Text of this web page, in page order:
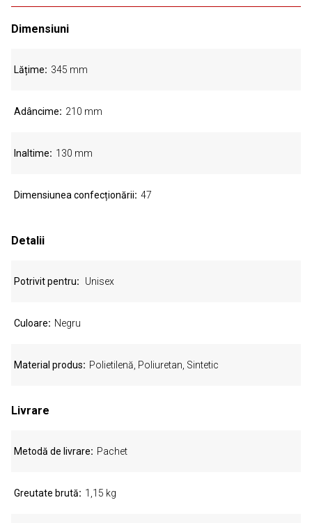
Dimensiuni
Lățime 345 mm
Adâncime 210 mm
Inaltime 130 mm
Dimensiunea confecționării 47
Detalii
Potrivit pentru Unisex
Culoare Negru
Material produs Polietilenă, Poliuretan, Sintetic
Livrare
Metodă de livrare Pachet
Greutate brută 1,15 kg